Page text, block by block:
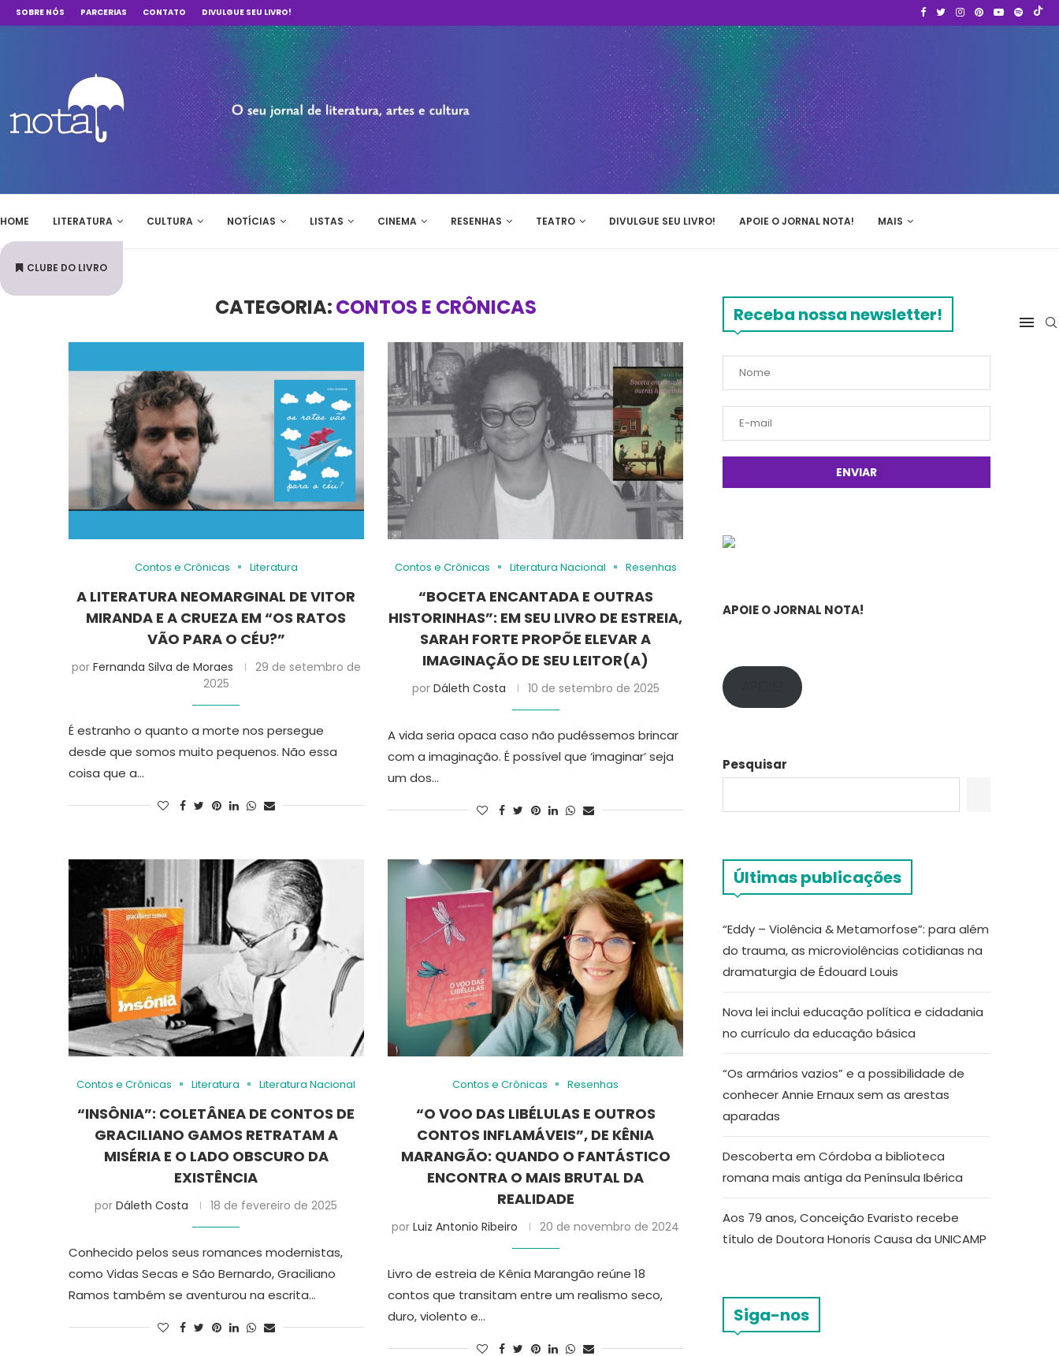
SOBRE NÓS PARCERIAS CONTATO DIVULGUE SEU LIVRO!
HOME LITERATURA CULTURA NOTÍCIAS LISTAS CINEMA RESENHAS TEATRO DIVULGUE SEU LIVRO! APOIE O JORNAL NOTA! MAIS
CLUBE DO LIVRO
CATEGORIA:CONTOS E CRÔNICAS
Contos e Crônicas Literatura
A LITERATURA NEOMARGINAL DE VITOR
MIRANDA E A CRUEZA EM “OS RATOS
VÃO PARA O CÉU?”
por Fernanda Silva de Moraes
29 de setembro de
2025
É estranho o quanto a morte nos persegue
desde que somos muito pequenos. Não essa
coisa que a…
Contos e Crônicas Literatura Nacional Resenhas
“BOCETA ENCANTADA E OUTRAS
HISTORINHAS”: EM SEU LIVRO DE ESTREIA,
SARAH FORTE PROPÕE ELEVAR A
IMAGINAÇÃO DE SEU LEITOR(A)
por Dáleth Costa 10 de setembro de 2025
A vida seria opaca caso não pudéssemos brincar
com a imaginação. É possível que ‘imaginar’ seja
um dos…
Contos e Crônicas Literatura Literatura Nacional
“INSÔNIA”: COLETÂNEA DE CONTOS DE
GRACILIANO GAMOS RETRATAM A
MISÉRIA E O LADO OBSCURO DA
EXISTÊNCIA
porDáleth Costa 18 de fevereiro de 2025
Conhecido pelos seus romances modernistas,
como Vidas Secas e São Bernardo, Graciliano
Ramos também se aventurou na escrita…
Contos e Crônicas Resenhas
“O VOO DAS LIBÉLULAS E OUTROS
CONTOS INFLAMÁVEIS”, DE KÊNIA
MARANGÃO: QUANDO O FANTÁSTICO
ENCONTRA O MAIS BRUTAL DA
REALIDADE
porLuiz Antonio Ribeiro 20 de novembro de 2024
Livro de estreia de Kênia Marangão reúne 18
contos que transitam entre um realismo seco,
duro, violento e…
Receba nossa newsletter!
APOIE O JORNAL NOTA!
Pesquisar
Últimas publicações
“Eddy – Violência & Metamorfose”: para além
do trauma, as microviolências cotidianas na
dramaturgia de Édouard Louis
Nova lei inclui educação política e cidadania
no currículo da educação básica
“Os armários vazios” e a possibilidade de
conhecer Annie Ernaux sem as arestas
aparadas
Descoberta em Córdoba a biblioteca
romana mais antiga da Península Ibérica
Aos 79 anos, Conceição Evaristo recebe
título de Doutora Honoris Causa da UNICAMP
Siga-nos